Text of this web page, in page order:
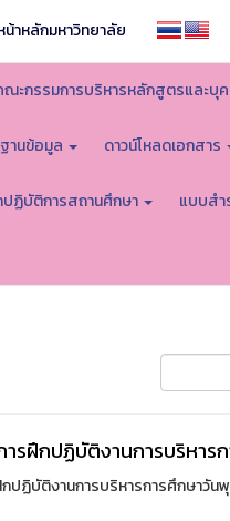
น้าหลักมหาวิทยาลัย
ณะกรรมการบริหารหลักสูตรและบุ
ฐานข้อมูล ดาวน์โหลดเอกสาร
ฏิบัติการสถานศึกษา แบบสำ
รฝึกปฏิบัติงานการบริหาร
ปฏิบัติงานการบริหารการศึกษาวั